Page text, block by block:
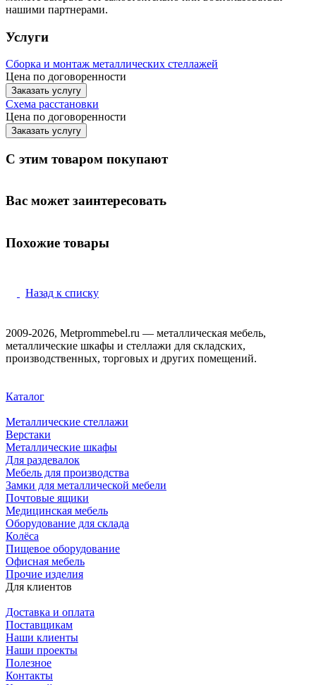
нашими партнерами.
Услуги
Сборка и монтаж металлических стеллажей
Цена по договоренности
Заказать услугу
Схема расстановки
Цена по договоренности
Заказать услугу
С этим товаром покупают
Вас может заинтересовать
Похожие товары
Назад к списку
2009-2026, Metprommebel.ru — металлическая мебель,
металлические шкафы и стеллажи для складских,
производственных, торговых и других помещений.
Каталог
Металлические стеллажи
Верстаки
Металлические шкафы
Для раздевалок
Мебель для производства
Замки для металлической мебели
Почтовые ящики
Медицинская мебель
Оборудование для склада
Колёса
Пищевое оборудование
Офисная мебель
Прочие изделия
Для клиентов
Доставка и оплата
Поставщикам
Наши клиенты
Наши проекты
Полезное
Контакты